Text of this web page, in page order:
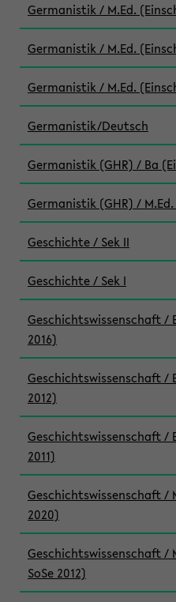
Germanistik / M.Ed.
Germanistik / M.Ed.
Germanistik / M.Ed.
Germanistik/Deutsch
Germanistik (GHR) / Ba
Germanistik (GHR) /
Geschichte / Sek II
Geschichte / Sek I
Geschichtswissenschaft /
2016)
Geschichtswissenschaft /
2012)
Geschichtswissenschaft /
2011)
Geschichtswissenschaft /
2020)
Geschichtswissenschaft /
SoSe 2012)